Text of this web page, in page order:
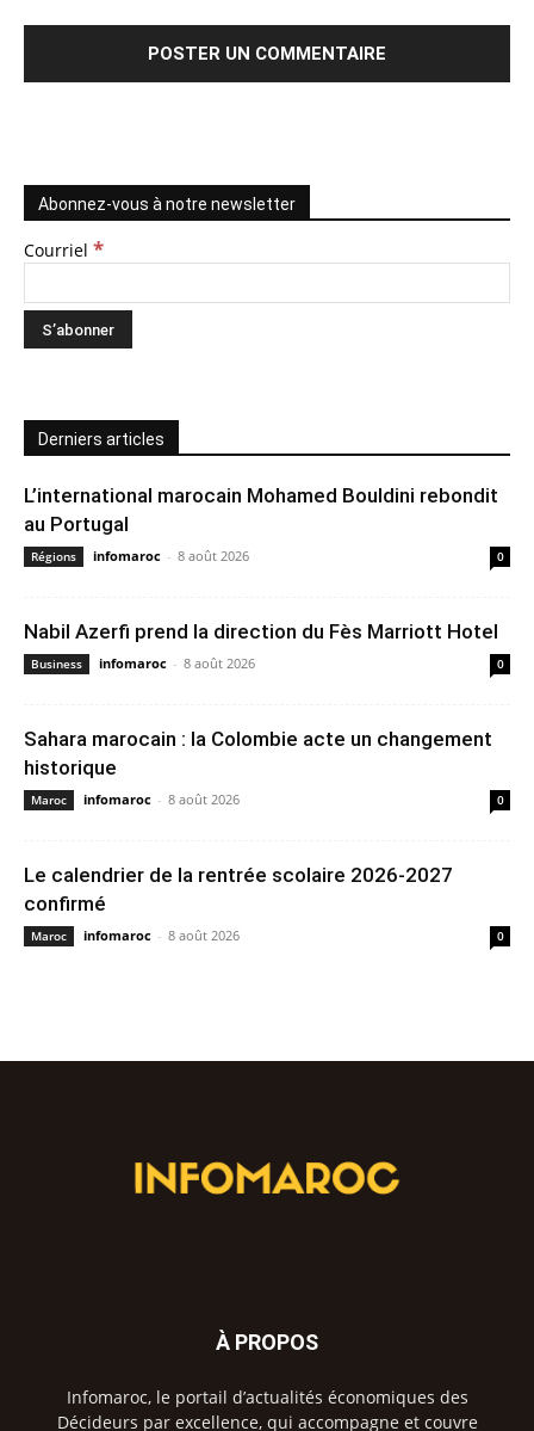
Abonnez-vous à notre newsletter
Courriel *
Derniers articles
L’international marocain Mohamed Bouldini rebondit
au Portugal
Régions infomaroc - 8 août 2026 0
Nabil Azerfi prend la direction du Fès Marriott Hotel
Business infomaroc - 8 août 2026 0
Sahara marocain : la Colombie acte un changement
historique
Maroc infomaroc - 8 août 2026 0
Le calendrier de la rentrée scolaire 2026-2027
confirmé
Maroc infomaroc - 8 août 2026 0
À PROPOS
Infomaroc, le portail d’actualités économiques des
Décideurs par excellence, qui accompagne et couvre